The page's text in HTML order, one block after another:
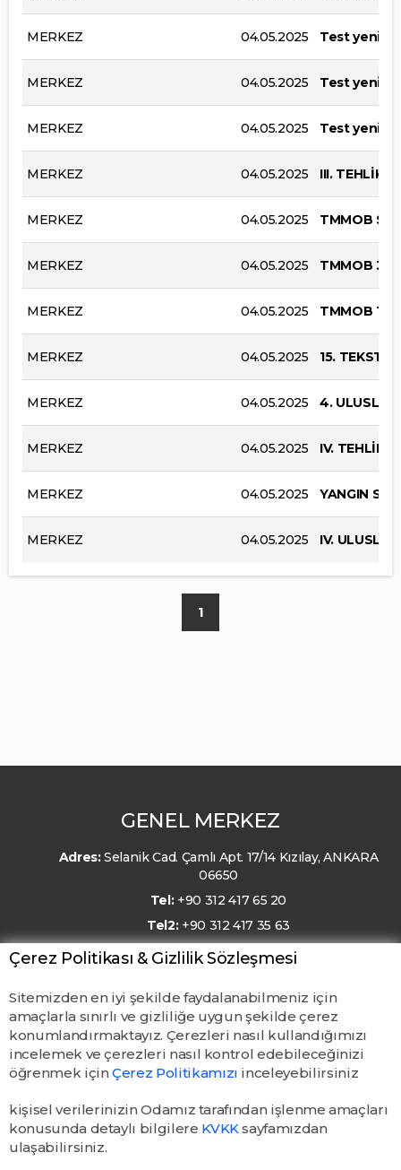
MERKEZ 04.05.2025 Test yeni
MERKEZ 04.05.2025 Test yeni
MERKEZ 04.05.2025 Test yeni
MERKEZ 04.05.2025 III.
MERKEZ 04.05.2025 TMMOB
MERKEZ 04.05.2025 TMMOB 3.
MERKEZ 04.05.2025 TMMOB 10.
MERKEZ 04.05.2025 15. TEKSTİL
MERKEZ 04.05.2025 4.
MERKEZ 04.05.2025 IV.
MERKEZ 04.05.2025 YANGIN
MERKEZ 04.05.2025 IV.
1
GENEL MERKEZ
Adres:Selanik Cad. Çamlı Apt. 17/14 Kızılay, ANKARA
06650
Tel: +90 312 417 65 20
Tel2: +90 312 417 35 63
E-Posta: kmo@kmo.org.tr
Çerez Politikası & Gizlilik Sözleşmesi
Sitemizden en iyi şekilde faydalanabilmeniz için
amaçlarla sınırlı ve gizliliğe uygun şekilde çerez
konumlandırmaktayız. Çerezleri nasıl kullandığımızı
incelemek ve çerezleri nasıl kontrol edebileceğinizi
öğrenmek içinÇerez Politikamızı inceleyebilirsiniz
kişisel verilerinizin Odamız tarafından işlenme amaçları
konusunda detaylı bilgilere KVKKsayfamızdan
ulaşabilirsiniz.